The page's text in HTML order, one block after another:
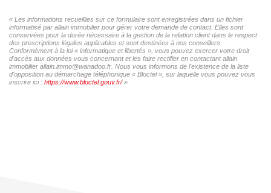
« Les informations recueillies sur ce formulaire sont enregistrées dans un fichier
informatisé par allain immobilier pour gérer votre demande de contact. Elles sont
conservées pour la durée nécessaire à la gestion de la relation client dans le respect
des prescriptions légales applicables et sont destinées à nos conseillers
Conformément à la loi « informatique et libertés », vous pouvez exercer votre droit
d'accès aux données vous concernant et les faire rectifier en contactant allain
immobilier allain.immo@wanadoo.fr. Nous vous informons de l'existence de la liste
d'opposition au démarchage téléphonique « Bloctel », sur laquelle vous pouvez vous
inscrire ici : https://www.bloctel.gouv.fr/»